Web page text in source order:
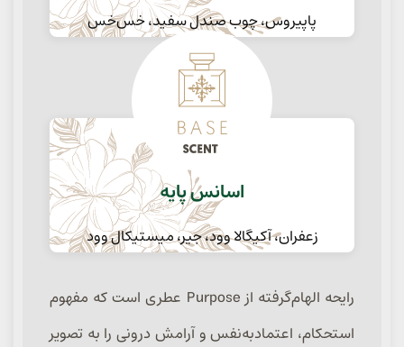
پاپیروس، چوب صندل سفید، خس‌خس
اسانس پایه
زعفران، آکیگالا وود، جیر، میستیکال وود
رایحه الهام‌گرفته از Purpose عطری است که مفهوم
استحکام، اعتمادبه‌نفس و آرامش درونی را به تصویر